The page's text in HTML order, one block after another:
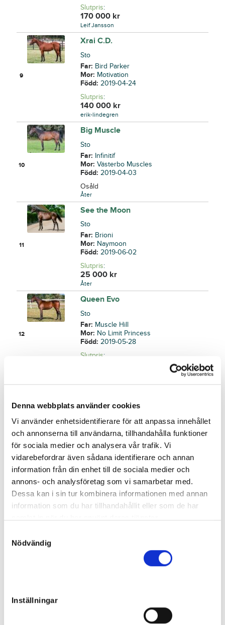
Denna webbplats använder cookies
Vi använder enhetsidentifierare för att anpassa innehållet
och annonserna till användarna, tillhandahålla funktioner
för sociala medier och analysera vår trafik. Vi
vidarebefordrar även sådana identifierare och annan
information från din enhet till de sociala medier och
annons- och analysföretag som vi samarbetar med.
Dessa kan i sin tur kombinera informationen med annan
information som du har tillhandahållit eller som de har
Nödvändig
Inställningar
Slutpris:
170 000 kr
Leif Jansson
9
Xrai C.D.
Sto
Far: Bird Parker
Mor: Motivation
Född:2019-04-24
Slutpris:
140 000 kr
erik-lindegren
10
Big Muscle
Sto
Far: Infinitif
Mor:Västerbo Muscles
Född:2019-04-03
Osåld
Åter
11
See the Moon
Sto
Far: Brioni
Mor: Naymoon
Född:2019-06-02
Slutpris:
25 000 kr
Åter
12
Queen Evo
Sto
Far: Muscle Hill
Mor: No Limit Princess
Född:2019-05-28
Slutpris:
13
Hingst
Mor:Keystone Nora
Född:2019-06-02
Osåld
14
Escargot
Hingst
Far:Panne de Moteur
Mor:Not Yet
Född:2019-06-04
VästerboSimsalabim